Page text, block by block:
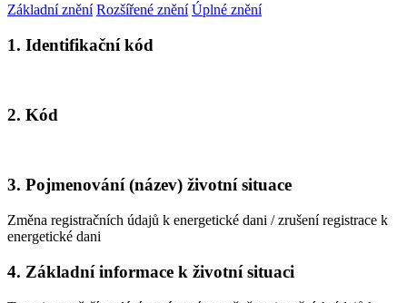
Základní znění Rozšířené znění Úplné znění
1. Identifikační kód
2. Kód
3. Pojmenování (název) životní situace
Změna registračních údajů k energetické dani / zrušení registrace k
energetické dani
4. Základní informace k životní situaci